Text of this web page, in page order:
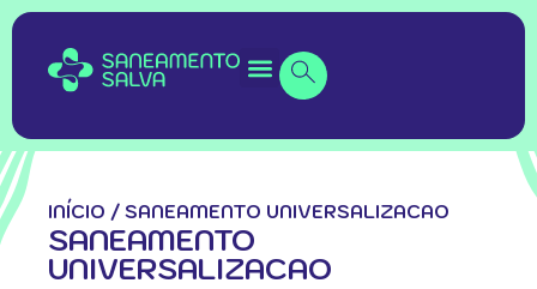
INÍCIO / SANEAMENTO UNIVERSALIZACAO
SANEAMENTO
UNIVERSALIZACAO